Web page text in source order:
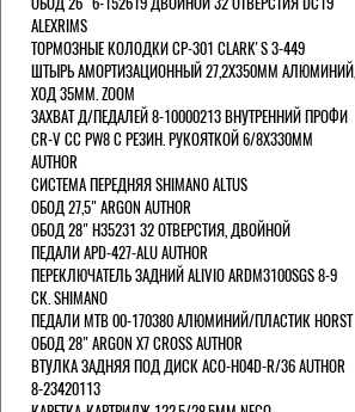
ALEXRIMS
ТОРМОЗНЫЕ КОЛОДКИ CP-301 CLARK'S 3-449
ШТЫРЬ АМОРТИЗАЦИОННЫЙ 27,2Х350ММ АЛЮМИНИЙ,
ХОД 35ММ. ZOOM
ЗАХВАТ Д/ПЕДАЛЕЙ 8-10000213 ВНУТРЕННИЙ ПРОФИ
CR-V CC PW8 С РЕЗИН. РУКОЯТКОЙ 6/8X330ММ
AUTHOR
СИСТЕМА ПЕРЕДНЯЯ SHIMANO ALTUS
ОБОД 27,5" ARGON AUTHOR
ОБОД 28" H35231 32 ОТВЕРСТИЯ, ДВОЙНОЙ
ПЕДАЛИ APD-427-ALU AUTHOR
ПЕРЕКЛЮЧАТЕЛЬ ЗАДНИЙ ALIVIO ARDM3100SGS 8-9
СК. SHIMANO
ПЕДАЛИ MTB 00-170380 АЛЮМИНИЙ/ПЛАСТИК HORST
ОБОД 28" ARGON X7 CROSS AUTHOR
ВТУЛКА ЗАДНЯЯ ПОД ДИСК ACO-H04D-R/36 AUTHOR
8-23420113